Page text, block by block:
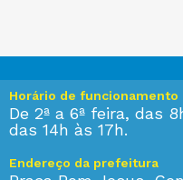
Horário de funcionamento
De 2ª a 6ª feira, das
das 14h às 17h.
Endereço da prefeitura